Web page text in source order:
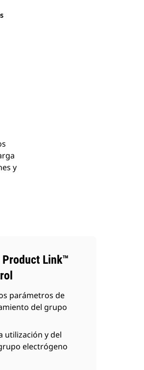
y
Link™
parámetros de
del grupo
utilización y del
electrógeno